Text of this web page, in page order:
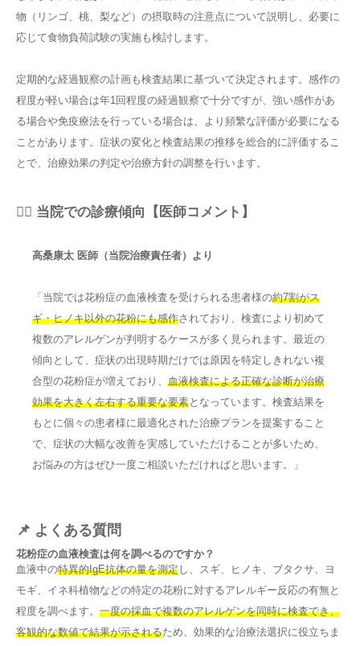
物（リンゴ、桃、梨など）の摂取時の注意点について説明し、必要に
応じて食物負荷試験の実施も検討します。
定期的な経過観察の計画も検査結果に基づいて決定されます。感作の
程度が軽い場合は年1回程度の経過観察で十分ですが、強い感作があ
る場合や免疫療法を行っている場合は、より頻繁な評価が必要になる
ことがあります。症状の変化と検査結果の推移を総合的に評価するこ
とで、治療効果の判定や治療方針の調整を行います。
👨‍⚕️ 当院での診療傾向【医師コメント】
高桑康太 医師（当院治療責任者）より
「当院では花粉症の血液検査を受けられる患者様の約7割がス
ギ・ヒノキ以外の花粉にも感作されており、検査により初めて
複数のアレルゲンが判明するケースが多く見られます。最近の
傾向として、症状の出現時期だけでは原因を特定しきれない複
合型の花粉症が増えており、 血液検査による正確な診断が治療
効果を大きく左右する重要な要素となっています。検査結果を
もとに個々の患者様に最適化された治療プランを提案すること
で、症状の大幅な改善を実感していただけることが多いため、
お悩みの方はぜひ一度ご相談いただければと思います。」
📌 よくある質問
花粉症の血液検査は何を調べるのですか？
血液中の特異的IgE抗体の量を測定 し、スギ、ヒノキ、ブタクサ、ヨ
モギ、イネ科植物などの特定の花粉に対するアレルギー反応の有無と
程度を調べます。 一度の採血で複数のアレルゲンを同時に検査でき、
客観的な数値で結果が示されるため、効果的な治療法選択に役立ちま